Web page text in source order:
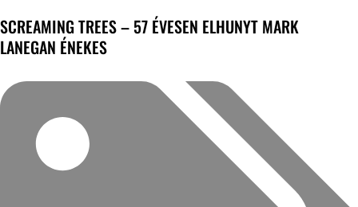
SCREAMING TREES – 57 ÉVESEN ELHUNYT MARK
LANEGAN ÉNEKES